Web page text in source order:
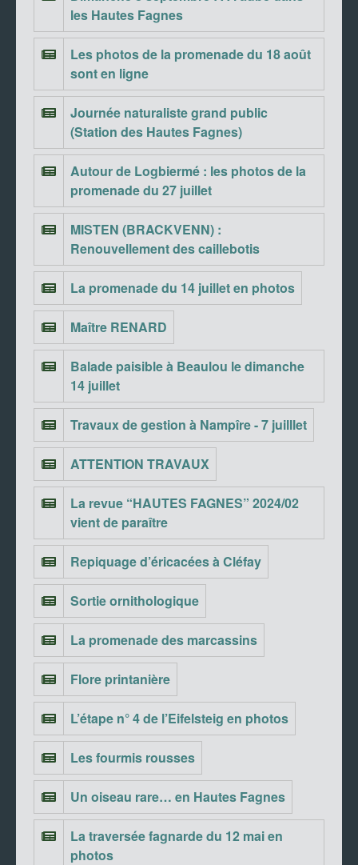
les Hautes Fagnes
Les photos de la promenade du 18 août
sont en ligne
Journée naturaliste grand public
(Station des Hautes Fagnes)
Autour de Logbiermé : les photos de la
promenade du 27 juillet
MISTEN (BRACKVENN) :
Renouvellement des caillebotis
La promenade du 14 juillet en photos
Maître RENARD
Balade paisible à Beaulou le dimanche
14 juillet
Travaux de gestion à Nampîre - 7 juilllet
ATTENTION TRAVAUX
La revue “HAUTES FAGNES” 2024/02
vient de paraître
Repiquage d’éricacées à Cléfay
Sortie ornithologique
La promenade des marcassins
Flore printanière
L’étape n° 4 de l’Eifelsteig en photos
Les fourmis rousses
Un oiseau rare… en Hautes Fagnes
La traversée fagnarde du 12 mai en
photos